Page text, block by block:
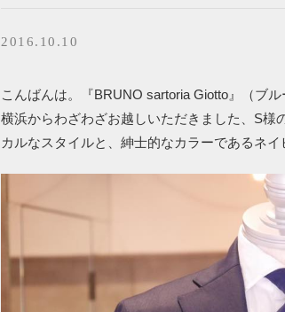
2016.10.10
こんばんは。『BRUNO sartoria Giotto』（ブル
横浜からわざわざお越しいただきました、S様
カルなスタイルと、紳士的なカラーであるネイ